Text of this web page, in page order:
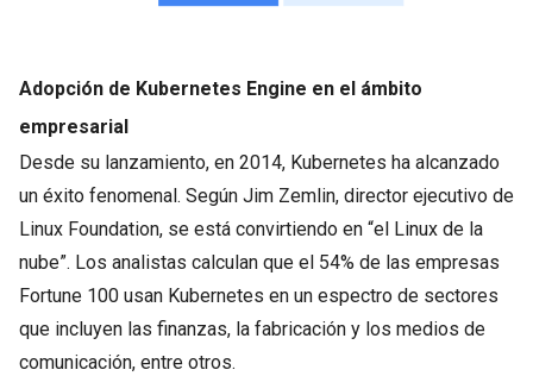
Adopción de Kubernetes Engine en el ámbito
empresarial
Desde su lanzamiento, en 2014, Kubernetes ha alcanzado
un éxito fenomenal. Según Jim Zemlin, director ejecutivo de
Linux Foundation, se está convirtiendo en “el Linux de la
nube”. Los analistas calculan que el 54% de las empresas
Fortune 100 usan Kubernetes en un espectro de sectores
que incluyen las finanzas, la fabricación y los medios de
comunicación, entre otros.